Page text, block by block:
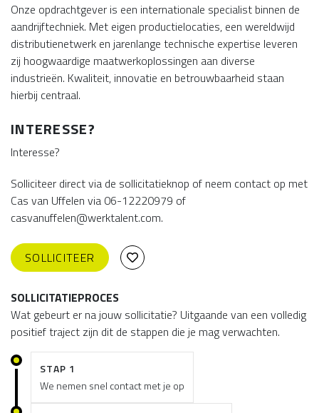
Onze opdrachtgever is een internationale specialist binnen de
aandrijftechniek. Met eigen productielocaties, een wereldwijd
distributienetwerk en jarenlange technische expertise leveren
zij hoogwaardige maatwerkoplossingen aan diverse
industrieën. Kwaliteit, innovatie en betrouwbaarheid staan
hierbij centraal.
INTERESSE?
Interesse?
Solliciteer direct via de sollicitatieknop of neem contact op met
Cas van Uffelen via 06-12220979 of
casvanuffelen@werktalent.com.
SOLLICITEER
SOLLICITATIEPROCES
Wat gebeurt er na jouw sollicitatie? Uitgaande van een volledig
positief traject zijn dit de stappen die je mag verwachten.
STAP 1
We nemen snel contact met je op